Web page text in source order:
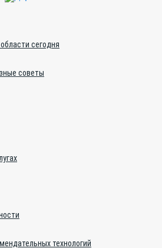
сегодня
советы
технологий